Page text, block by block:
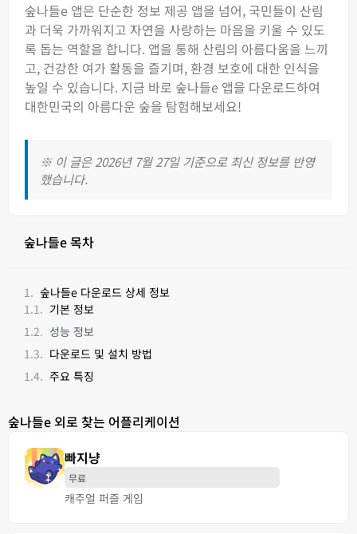
숲나들e 앱은 단순한 정보 제공 앱을 넘어, 국민들이 산림
과 더욱 가까워지고 자연을 사랑하는 마음을 키울 수 있도
록 돕는 역할을 합니다. 앱을 통해 산림의 아름다움을 느끼
고, 건강한 여가 활동을 즐기며, 환경 보호에 대한 인식을
높일 수 있습니다. 지금 바로 숲나들e 앱을 다운로드하여
대한민국의 아름다운 숲을 탐험해보세요!
※ 이 글은 2026년 7월 27일 기준으로 최신 정보를 반영
했습니다.
숲나들e 목차
숲나들e 다운로드 상세 정보
기본 정보
성능 정보
다운로드 및 설치 방법
주요 특징
숲나들e 외로 찾는 어플리케이션
빠지냥
무료
캐주얼 퍼즐 게임